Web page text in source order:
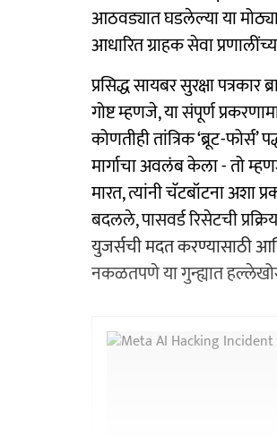
आठवड्यात घडलेल्या या
आधारित ग्राहक सेवा
प्रसिद्ध सायबर सुरक्षा
गोष्ट म्हणजे, या संपूर्ण
कोणतीही तांत्रिक ‘ब्रूट-
मार्गाचा अवलंब केला - तो
मारत, त्यांनी चॅटबॉटना अशा
बदलले, पासवर्ड रिसेटची
युजर्सची मदत करण्यासाठी
नकळतपणे या गुन्ह्यात